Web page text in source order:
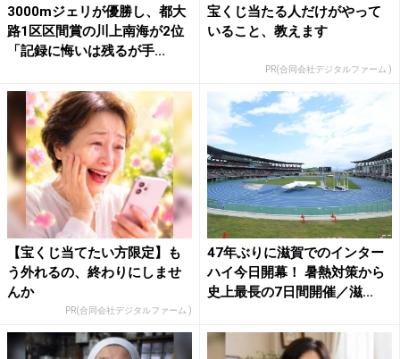
3000mジェリが優勝し、都大
路1区区間賞の川上南海が2位
「記録に悔いは残るが手...
宝くじ当たる人だけがやって
いること、教えます
PR(合同会社デジタルファーム )
【宝くじ当てたい方限定】も
う外れるの、終わりにしませ
んか
PR(合同会社デジタルファーム )
47年ぶりに滋賀でのインター
ハイ今日開幕！ 暑熱対策から
史上最長の7日間開催／滋...